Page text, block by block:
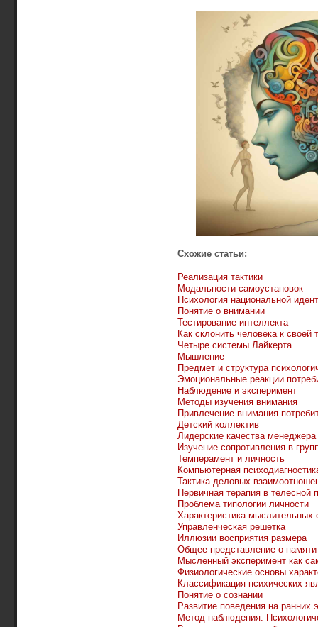
Схожие статьи:
Реализация тактики
Модальности самоустановок
Психология национальной
Понятие о внимании
Тестирование интеллекта
Как склонить человека к своей
Четыре системы Лайкерта
Мышление
Предмет и структура
Эмоциональные реакции
Наблюдение и эксперимент
Методы изучения внимания
Привлечение внимания
Детский коллектив
Лидерские качества менеджера
Изучение сопротивления в
Темперамент и личность
Компьютерная
Тактика деловых
Первичная терапия в телесной
Проблема типологии личности
Характеристика мыслительных
Управленческая решетка
Иллюзии восприятия размера
Общее представление о памяти
Мысленный эксперимент как
Физиологические основы
Классификация психических
Понятие о сознании
Развитие поведения на ранних
Метод наблюдения: